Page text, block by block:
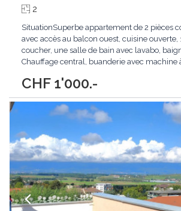
CHF 1'000.-
2
SituationSuperbe appartement de 2 pièces
avec accès au balcon ouest, cuisine ouverte,
coucher, une salle de bain avec lavabo,
Chauffage central, buanderie avec machine
NON FUMEUR, animaux sur demande.